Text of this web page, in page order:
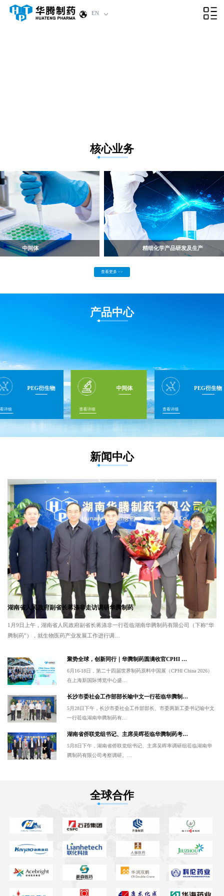
EN
核心业务
中间体 精细化学产品研发及生产
查看更多 >>
产品中心
详细
PEG衍生物
查看详细
中间体
查看详细
PEG衍生物
新闻中心
湖南省人民政府副省长蒋涤非走访调研华腾制药
1月9日上午，湖南省人民政府副省长蒋涤非一行莅临湖南华腾制药有限公司（下称“华
腾制药”），就生物医药产业发展工作进行调…
聚势全球，创新同行｜华腾制药圆满收官CPHI …
6月16-18日，第二十四届世界制药原料中国展（CPHI China 2026）
在上海新国际博览中心盛…
长沙市委社会工作部部长喻中文一行莅临华腾制…
5月28日下午，长沙市委社会工作部部长、市委两新工委书记喻中文
一行莅临湖南华腾制药有…
湖南省侨联党组书记、主席吴晖莅临华腾制药考…
5月8日下午，湖南省侨联党组书记、主席吴晖率调研组莅临湖南华
腾制药有限公司考察调研。…
全球合作